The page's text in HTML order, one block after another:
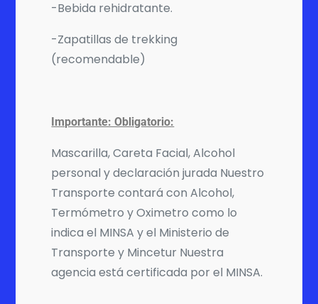
-Bebida rehidratante.
-Zapatillas de trekking
(recomendable)
Importante: Obligatorio:
Mascarilla, Careta Facial, Alcohol
personal y declaración jurada Nuestro
Transporte contará con Alcohol,
Termómetro y Oximetro como lo
indica el MINSA y el Ministerio de
Transporte y Mincetur Nuestra
agencia está certificada por el MINSA.